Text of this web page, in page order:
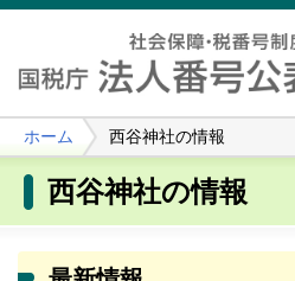
ホーム 西谷神社の情報
西谷神社の情報